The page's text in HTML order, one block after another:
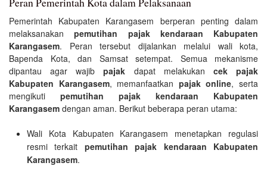
Pemerintah Kabupaten Karangasem berperan penting dalam
melaksanakanpemutihan pajak kendaraan Kabupaten
Karangasem. Peran tersebut dijalankan melalui wali kota,
Bapenda Kota, dan Samsat setempat. Semua mekanisme
dipantau agar wajibpajak dapat melakukan cek pajak
Kabupaten Karangasem, memanfaatkan pajak online, serta
mengikuti pemutihan pajak kendaraan Kabupaten
Karangasem dengan aman. Berikut beberapa peran utama:
Wali Kota Kabupaten Karangasem menetapkan regulasi
resmi terkait pemutihan pajak kendaraan Kabupaten
Karangasem.